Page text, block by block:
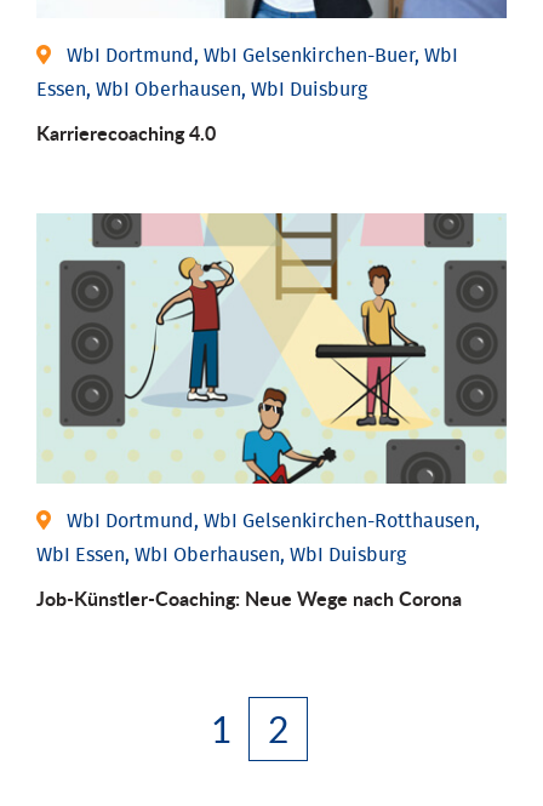
WbI Dortmund, WbI Gelsenkirchen-Buer, WbI
Essen, WbI Oberhausen, WbI Duisburg
Karriere­coaching 4.0
WbI Dortmund, WbI Gelsenkirchen-Rotthausen,
WbI Essen, WbI Oberhausen, WbI Duisburg
Job-Künstler-Coaching: Neue Wege nach Corona
1 2